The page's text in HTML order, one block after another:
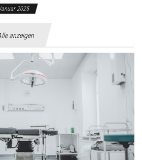
2025
anzeigen